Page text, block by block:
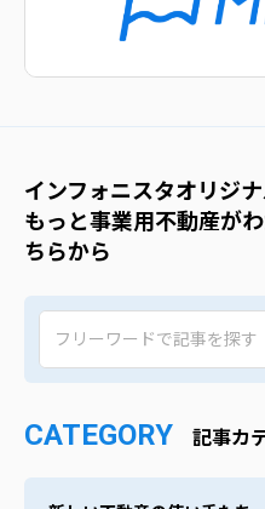
インフォニスタオリジナ
もっと事業用不動産が
ちらから
CATEGORY 記事カ